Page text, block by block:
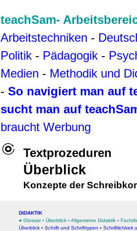
teachSam-
Arbeitstechniken -
Politik - Pädagogik -
Medien - Methodik und
- So navigiert man auf
sucht man auf
braucht Werbung
Textprozeduren
Überblick
Konzepte der
DIDAKTIK
● Glossar▪ Überblick ▪ Allgemeine Didaktik ▪
Überblick ▪ Schrift und Schrifttypen ▪ Schriftlichkeit